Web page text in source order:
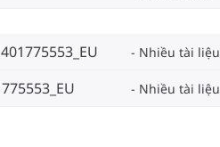
Nhiều tài liệu
Nhiều tài liệu